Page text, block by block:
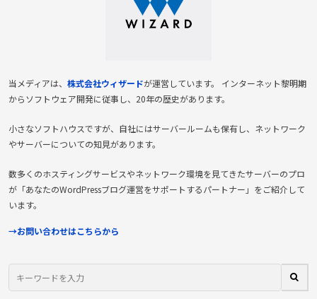
当メディアは、 株式会社ウィザードが運営しています。 インターネット黎明期
からソフトウェア開発に従事し、20年の歴史があります。
小さなソフトハウスですが、自社にはサーバールームも保有し、ネットワーク
やサーバーについての知見があります。
数多くのホスティングサービスやネットワーク環境を見てきたサーバーのプロ
が「あなたのWordPressブログ運営をサポートするパートナー」をご紹介して
います。
→お問い合わせはこちらから